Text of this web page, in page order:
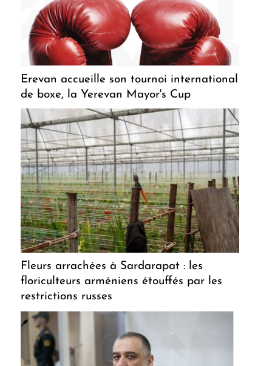
Erevan accueille son tournoi international
de boxe, la Yerevan Mayor's Cup
Fleurs arrachées à Sardarapat : les
floriculteurs arméniens étouffés par les
restrictions russes